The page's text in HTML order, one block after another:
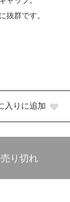
抜群です。
入りに追加
売り切れ